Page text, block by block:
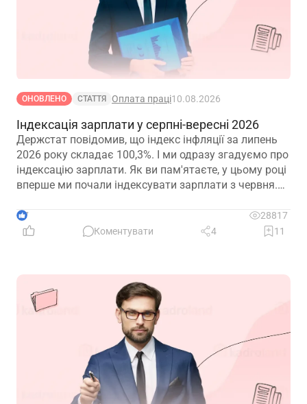
ОНОВЛЕНО СТАТТЯ Оплата праці10.08.2026
Індексація зарплати у серпні-вересні 2026
Держстат повідомив, що індекс інфляції за липень
2026 року складає 100,3%. І ми одразу згадуємо про
індексацію зарплати. Як ви пам'ятаєте, у цьому році
вперше ми почали індексувати зарплати з червня.
серпні в порівнянні із червнем із нашої таблиці
7
28817
Коментувати
4 11